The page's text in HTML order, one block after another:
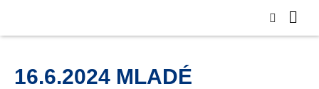
16.6.2024 MLADÉ